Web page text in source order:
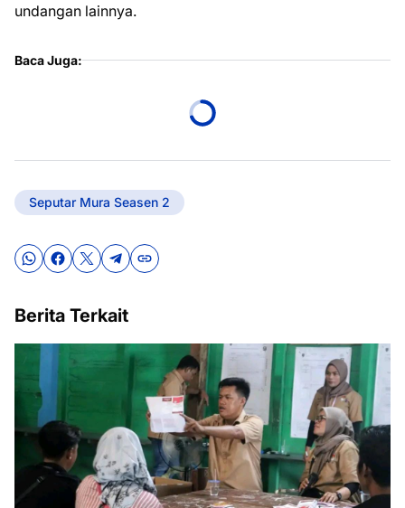
undangan lainnya.
Baca Juga:
Seputar Mura Seasen 2
Berita Terkait